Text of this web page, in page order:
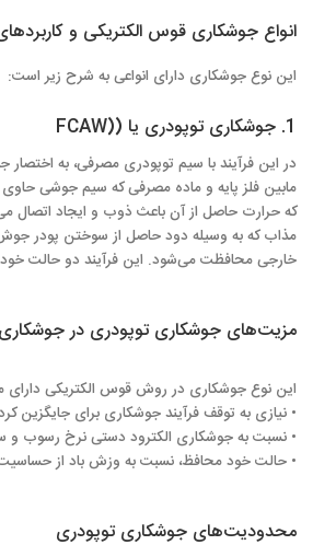
انواع جوشکاری قوس الکتریکی و
این نوع جوشکاری دارای انواعی به شرح زیر است:
1. جوشکاری توپودری یا ((FCAW
در این فرآیند با سیم توپودری مصرفی، به
مابین فلز پایه و ماده مصرفی که سیم جوشی
که حرارت حاصل از آن باعث ذوب و ایجاد اتصال
مذاب که به وسیله دود حاصل از سوختن پودر جوش
خارجی محافظت می‌شود. این فرآیند دو حالت
مزیت‌های جوشکاری توپودری در
این نوع جوشکاری در روش قوس الکتریکی دارای
• نیازی به توقف فرآیند جوشکاری برای جایگزین
• نسبت به جوشکاری الکترود دستی نرخ رسوب و
• حالت خود محافظ، نسبت به وزش باد از
محدودیت‌های جوشکاری توپودری